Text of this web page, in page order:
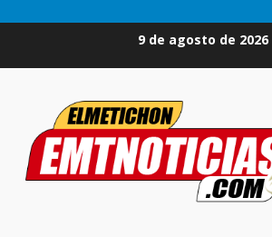
9 de agosto de 2026